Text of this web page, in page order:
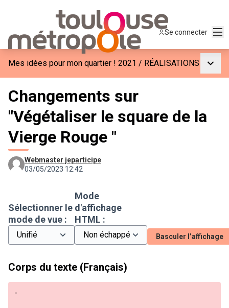
Se connecter
Mes idées pour mon quartier ! 2021 / RÉALISATIONS
Changements sur
"Végétaliser le square de la
Vierge Rouge "
Webmaster jeparticipe
03/05/2023 12:42
Sélectionner le
mode de vue :
Mode
d'affichage
HTML :
Basculer l’affichage
Corps du texte (Français)
-